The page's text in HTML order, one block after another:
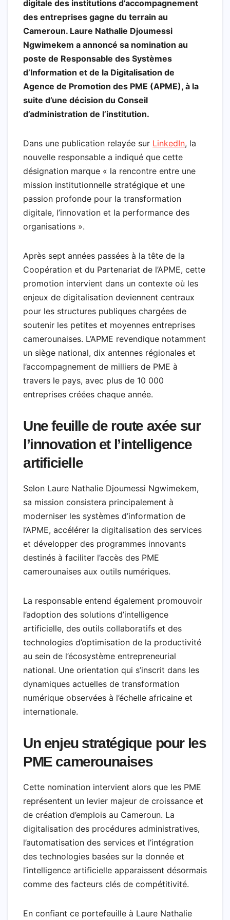
c
e
b
o
o
k
a
t
s
A
p
p
i
t
t
e
r
h
o
o
M
a
i
l
n
k
e
d
I
n
l
e
g
r
a
m
a
i
l
r
e
digitale des institutions d’accompagnement
des entreprises gagne du terrain au
Cameroun. Laure Nathalie Djoumessi
Ngwimekem a annoncé sa nomination au
poste de Responsable des Systèmes
d’Information et de la Digitalisation de
Agence de Promotion des PME (APME), à la
suite d’une décision du Conseil
d’administration de l’institution.
Dans une publication relayée sur LinkedIn, la
nouvelle responsable a indiqué que cette
désignation marque « la rencontre entre une
mission institutionnelle stratégique et une
passion profonde pour la transformation
digitale, l’innovation et la performance des
organisations ».
Après sept années passées à la tête de la
Coopération et du Partenariat de l’APME, cette
promotion intervient dans un contexte où les
enjeux de digitalisation deviennent centraux
pour les structures publiques chargées de
soutenir les petites et moyennes entreprises
camerounaises. L’APME revendique notamment
un siège national, dix antennes régionales et
l’accompagnement de milliers de PME à
travers le pays, avec plus de 10 000
entreprises créées chaque année.
Une feuille de route axée sur
l’innovation et l’intelligence
artificielle
Selon Laure Nathalie Djoumessi Ngwimekem,
sa mission consistera principalement à
moderniser les systèmes d’information de
l’APME, accélérer la digitalisation des services
et développer des programmes innovants
destinés à faciliter l’accès des PME
camerounaises aux outils numériques.
La responsable entend également promouvoir
l’adoption des solutions d’intelligence
artificielle, des outils collaboratifs et des
technologies d’optimisation de la productivité
au sein de l’écosystème entrepreneurial
national. Une orientation qui s’inscrit dans les
dynamiques actuelles de transformation
numérique observées à l’échelle africaine et
internationale.
Un enjeu stratégique pour les
PME camerounaises
Cette nomination intervient alors que les PME
représentent un levier majeur de croissance et
de création d’emplois au Cameroun. La
digitalisation des procédures administratives,
l’automatisation des services et l’intégration
des technologies basées sur la donnée et
l’intelligence artificielle apparaissent désormais
comme des facteurs clés de compétitivité.
En confiant ce portefeuille à Laure Nathalie